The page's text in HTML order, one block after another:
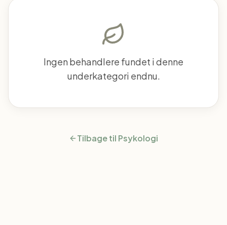
Ingen behandlere fundet i denne
underkategori endnu.
Tilbage til Psykologi